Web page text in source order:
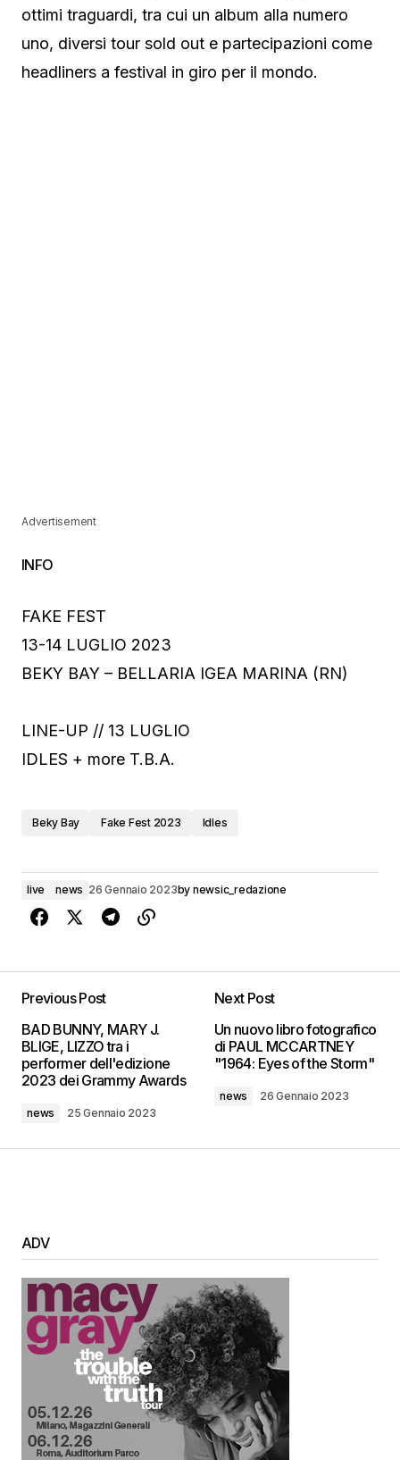
ottimi traguardi, tra cui un album alla numero
uno, diversi tour sold out e partecipazioni come
headliners a festival in giro per il mondo.
Advertisement
INFO
FAKE FEST
13-14 LUGLIO 2023
BEKY BAY – BELLARIA IGEA MARINA (RN)
LINE-UP // 13 LUGLIO
IDLES + more T.B.A.
Beky Bay Fake Fest 2023 Idles
live news 26 Gennaio 2023by newsic_redazione
Previous Post
BAD BUNNY, MARY J.
BLIGE, LIZZO tra i
performer dell'edizione
2023 dei Grammy Awards
news 25 Gennaio 2023
Next Post
Un nuovo libro fotografico
di PAUL MCCARTNEY
"1964: Eyes of the Storm"
news 26 Gennaio 2023
ADV